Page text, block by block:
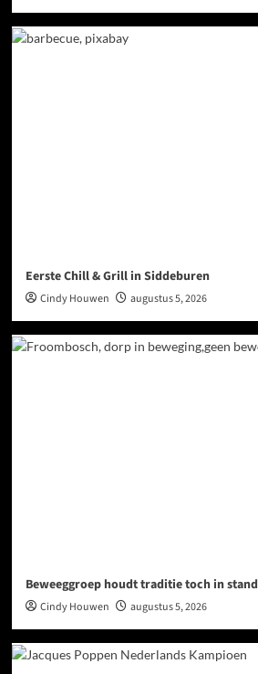
Eerste Chill & Grill in Siddeburen
Cindy Houwen augustus 5, 2026
Beweeggroep houdt traditie toch in stand
Cindy Houwen augustus 5, 2026